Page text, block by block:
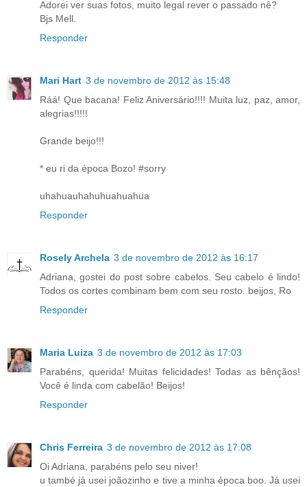
Adorei ver suas fotos, muito legal rever o passado nê?
Bjs Mell.
Responder
Mari Hart 3 de novembro de 2012 às 15:48
Ráá! Que bacana! Feliz Aniversário!!!! Muita luz, paz, amor,
alegrias!!!!!
Grande beijo!!!
* eu ri da época Bozo! #sorry
uhahuauhahuhuahuahua
Responder
Rosely Archela 3 de novembro de 2012 às 16:17
Adriana, gostei do post sobre cabelos. Seu cabelo é lindo!
Todos os cortes combinam bem com seu rosto. beijos, Ro
Responder
Maria Luiza 3 de novembro de 2012 às 17:03
Parabéns, querida! Muitas felicidades! Todas as bênçãos!
Você é linda com cabelão! Beijos!
Responder
Chris Ferreira 3 de novembro de 2012 às 17:08
Oi Adriana, parabéns pelo seu niver!
u també já usei joãozinho e tive a minha época boo. Já usei